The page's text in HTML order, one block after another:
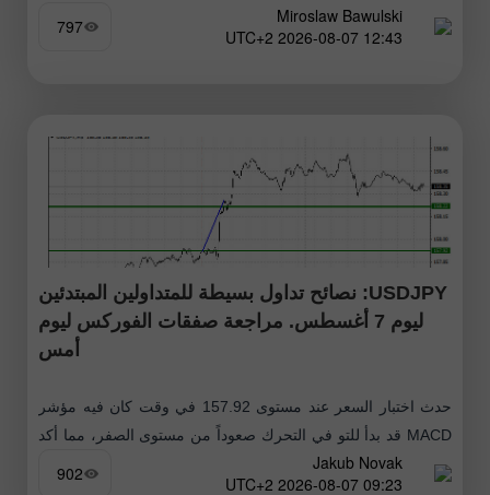
أنتظرها
Miroslaw Bawulski
12:43 2026-08-07 UTC+2
797
USDJPY: نصائح تداول بسيطة للمتداولين المبتدئين
ليوم 7 أغسطس. مراجعة صفقات الفوركس ليوم
أمس
حدث اختبار السعر عند مستوى 157.92 في وقت كان فيه مؤشر
MACD قد بدأ للتو في التحرك صعوداً من مستوى الصفر، مما أكد
صحة نقطة الدخول لشراء الدولار. ونتيجة لذلك،
Jakub Novak
09:23 2026-08-07 UTC+2
902